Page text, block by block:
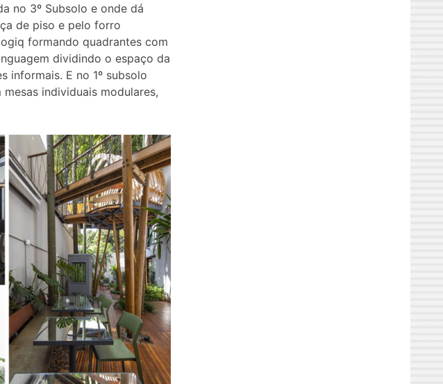
no 3º Subsolo e onde dá
de piso e pelo forro
formando quadrantes com
dividindo o espaço da
informais. E no 1º subsolo
individuais modulares,